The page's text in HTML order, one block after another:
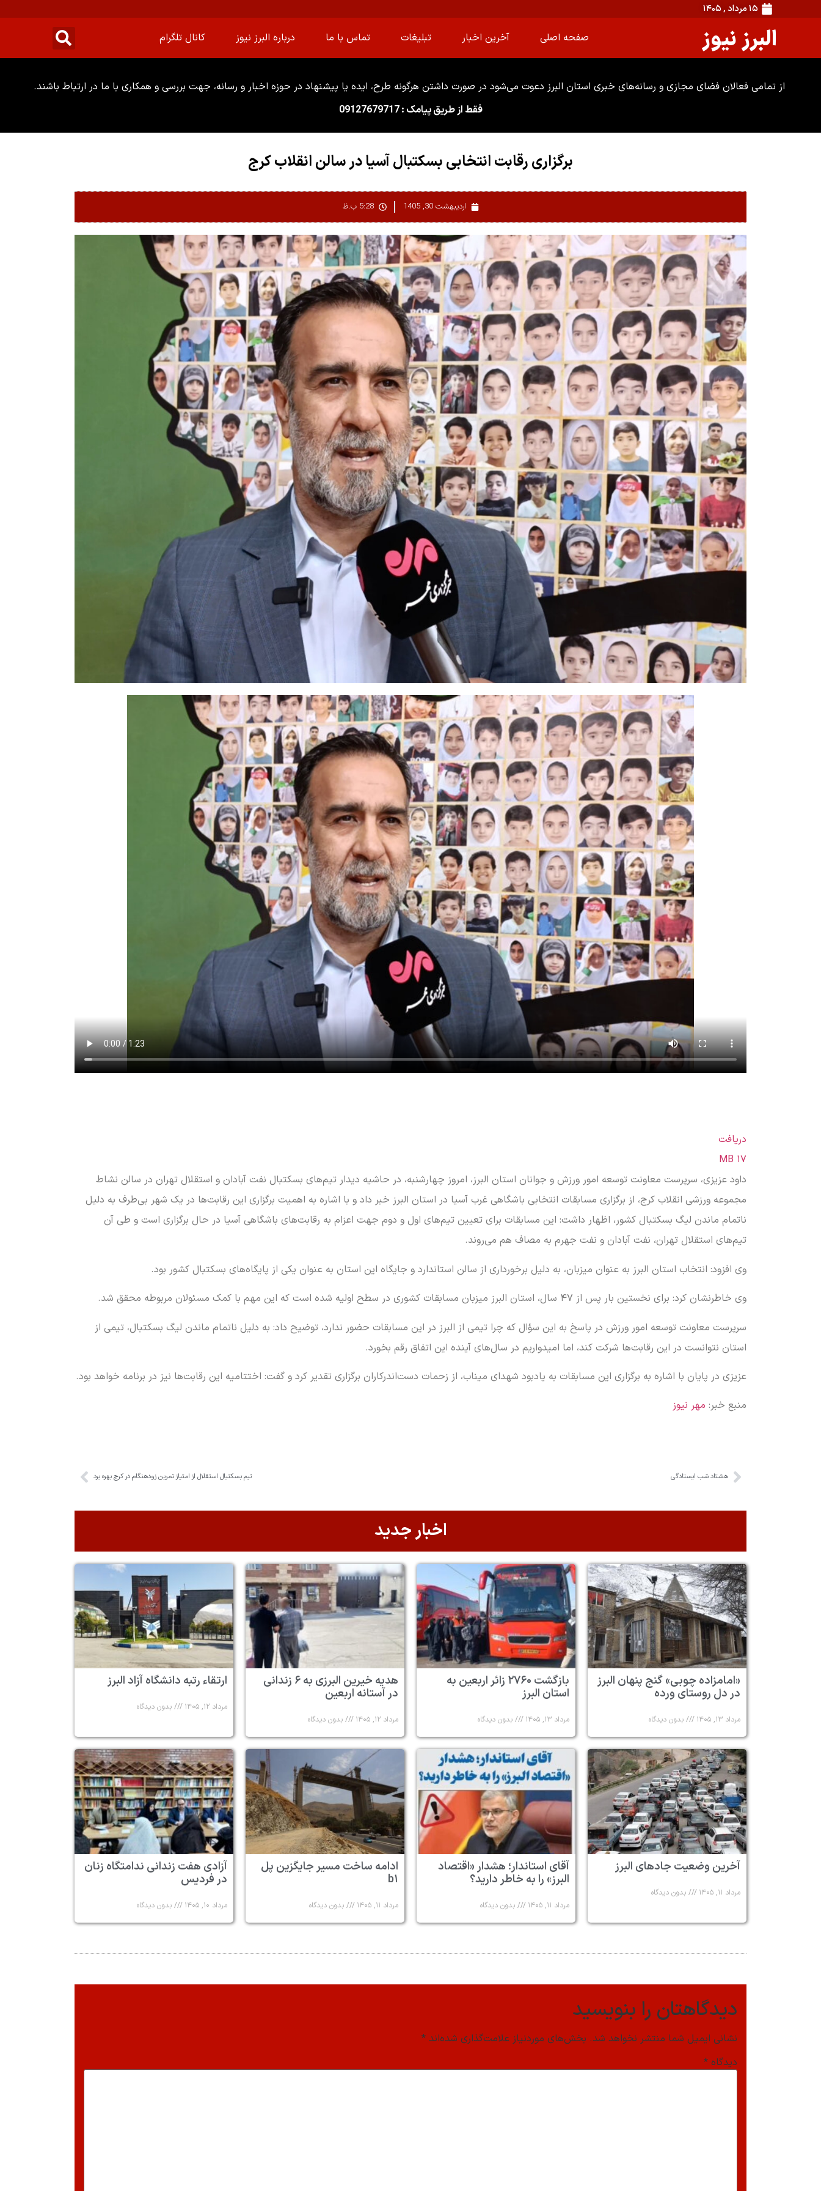
۱۵ مرداد , ۱۴۰۵
البرز نیوز صفحه اصلی آخرین اخبار تبلیغات تماس با ما درباره البرز نیوز کانال تلگرام
از تمامی فعالان فضای مجازی و رسانه‌های خبری استان البرز دعوت می‌شود در صورت داشتن هرگونه طرح، ایده یا پیشنهاد در حوزه اخبار و رسانه، جهت بررسی و همکاری با ما در ارتباط باشند.
فقط از طریق پیامک : 09127679717
برگزاری رقابت انتخابی بسکتبال آسیا در سالن انقلاب کرج
اردیبهشت 30, 1405 5:28 ب.ظ
دریافت
۱۷ MB
داود عزیزی، سرپرست معاونت توسعه امور ورزش و جوانان استان البرز، امروز چهارشنبه، در حاشیه دیدار تیم‌های بسکتبال نفت آبادان و استقلال تهران در سالن نشاط
مجموعه ورزشی انقلاب کرج، از برگزاری مسابقات انتخابی باشگاهی غرب آسیا در استان البرز خبر داد و با اشاره به اهمیت برگزاری این رقابت‌ها در یک شهر بی‌طرف به دلیل
ناتمام ماندن لیگ بسکتبال کشور، اظهار داشت: این مسابقات برای تعیین تیم‌های اول و دوم جهت اعزام به رقابت‌های باشگاهی آسیا در حال برگزاری است و طی آن
تیم‌های استقلال تهران، نفت آبادان و نفت جهرم به مصاف هم می‌روند.
وی افزود: انتخاب استان البرز به عنوان میزبان، به دلیل برخورداری از سالن استاندارد و جایگاه این استان به عنوان یکی از پایگاه‌های بسکتبال کشور بود.
وی خاطرنشان کرد: برای نخستین بار پس از ۴۷ سال، استان البرز میزبان مسابقات کشوری در سطح اولیه شده است که این مهم با کمک مسئولان مربوطه محقق شد.
سرپرست معاونت توسعه امور ورزش در پاسخ به این سؤال که چرا تیمی از البرز در این مسابقات حضور ندارد، توضیح داد: به دلیل ناتمام ماندن لیگ بسکتبال، تیمی از
استان نتوانست در این رقابت‌ها شرکت کند، اما امیدواریم در سال‌های آینده این اتفاق رقم بخورد.
عزیزی در پایان با اشاره به برگزاری این مسابقات به یادبود شهدای میناب، از زحمات دست‌اندرکاران برگزاری تقدیر کرد و گفت: اختتامیه این رقابت‌ها نیز در برنامه خواهد بود.
منبع خبر: مهر نیوز
هشتاد شب ایستادگی تیم بسکتبال استقلال از امتیاز تمرین زودهنگام در کرج بهره برد
اخبار جدید
«امامزاده چوبی» گنج پنهان البرز
در دل روستای ورده
مرداد ۱۳, ۱۴۰۵ بدون دیدگاه
بازگشت ۲۷۶۰ زائر اربعین به
استان البرز
مرداد ۱۳, ۱۴۰۵ بدون دیدگاه
هدیه خیرین البرزی به ۶ زندانی
در آستانه اربعین
مرداد ۱۲, ۱۴۰۵ بدون دیدگاه
ارتقاء رتبه دانشگاه آزاد البرز
مرداد ۱۲, ۱۴۰۵ بدون دیدگاه
آخرین وضعیت جادهای البرز
مرداد ۱۱, ۱۴۰۵ بدون دیدگاه
آقای استاندار؛ هشدار «اقتصاد
البرز» را به خاطر دارید؟
مرداد ۱۱, ۱۴۰۵ بدون دیدگاه
ادامه ساخت مسیر جایگزین پل
b۱
مرداد ۱۱, ۱۴۰۵ بدون دیدگاه
آزادی هفت زندانی ندامتگاه زنان
در فردیس
مرداد ۱۰, ۱۴۰۵ بدون دیدگاه
دیدگاهتان را بنویسید
نشانی ایمیل شما منتشر نخواهد شد. بخش‌های موردنیاز علامت‌گذاری شده‌اند *
دیدگاه *